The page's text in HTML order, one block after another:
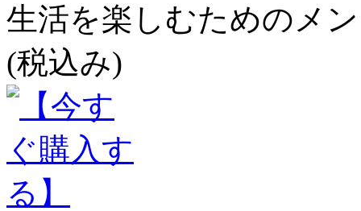
生活を楽しむためのメ
(税込み)